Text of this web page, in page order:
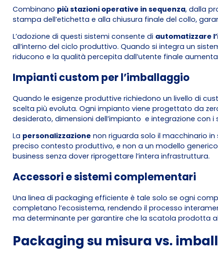
Combinano più stazioni operative in sequenza, dalla
stampa dell’etichetta e alla chiusura finale del collo,
L’adozione di questi sistemi consente di automatizzare
all’interno del ciclo produttivo. Quando si integra un
riducono e la qualità percepita dall’utente finale
Impianti custom per l’imballaggio
Quando le esigenze produttive richiedono un livello di
scelta più evoluta. Ogni impianto viene progettato da
desiderato, dimensioni dell’impianto e integrazione con i
La personalizzazione non riguarda solo il macchinario in
preciso contesto produttivo, e non a un modello generico.
business senza dover riprogettare l’intera infrastruttura.
Accessori e sistemi complementari
Una linea di packaging efficiente è tale solo se ogni
completano l’ecosistema, rendendo il processo
ma determinante per garantire che la scatola prodotta
Packaging su misura vs.